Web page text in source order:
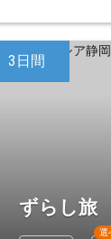
3日間
ずらし旅
選